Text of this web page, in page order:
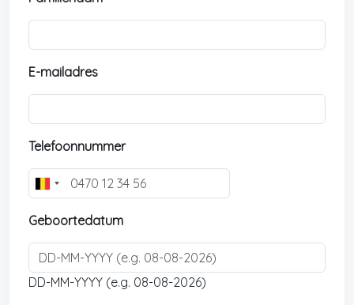
E-mailadres
Telefoonnummer
B
l
g
i
u
Geboortedatum
DD-MM-YYYY (e.g. 08-08-2026)